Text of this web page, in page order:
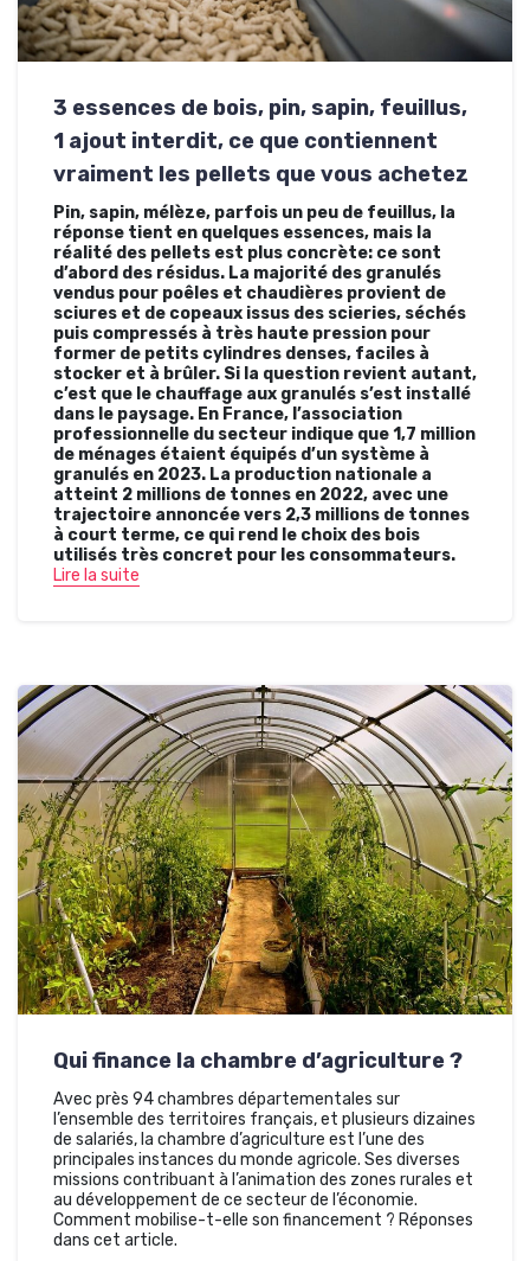
3 essences de bois, pin, sapin, feuillus,
1 ajout interdit, ce que contiennent
vraiment les pellets que vous achetez
Pin, sapin, mélèze, parfois un peu de feuillus, la
réponse tient en quelques essences, mais la
réalité des pellets est plus concrète: ce sont
d’abord des résidus. La majorité des granulés
vendus pour poêles et chaudières provient de
sciures et de copeaux issus des scieries, séchés
puis compressés à très haute pression pour
former de petits cylindres denses, faciles à
stocker et à brûler. Si la question revient autant,
c’est que le chauffage aux granulés s’est installé
dans le paysage. En France, l’association
professionnelle du secteur indique que 1,7 million
de ménages étaient équipés d’un système à
granulés en 2023. La production nationale a
atteint 2 millions de tonnes en 2022, avec une
trajectoire annoncée vers 2,3 millions de tonnes
à court terme, ce qui rend le choix des bois
utilisés très concret pour les consommateurs.
Lire la suite
Qui finance la chambre d’agriculture ?
Avec près 94 chambres départementales sur
l’ensemble des territoires français, et plusieurs dizaines
de salariés, la chambre d’agriculture est l’une des
principales instances du monde agricole. Ses diverses
missions contribuant à l’animation des zones rurales et
au développement de ce secteur de l’économie.
Comment mobilise-t-elle son financement ? Réponses
dans cet article.